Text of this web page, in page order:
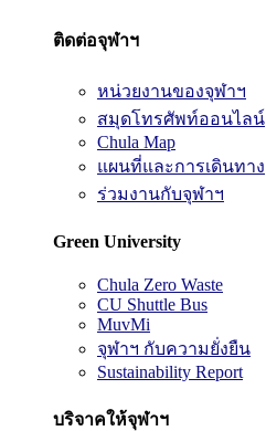
ติดต่อจุฬาฯ
หน่วยงานของจุฬาฯ
สมุดโทรศัพท์ออนไลน์
Chula Map
แผนที่และการเดินทาง
ร่วมงานกับจุฬาฯ
Green University
Chula Zero Waste
CU Shuttle Bus
MuvMi
จุฬาฯ กับความยั่งยืน
Sustainability Report
บริจาคให้จุฬาฯ